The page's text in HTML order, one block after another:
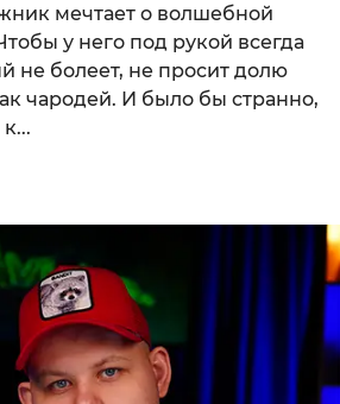
мечтает о волшебной
у него под рукой всегда
не болеет, не просит долю
чародей. И было бы странно,